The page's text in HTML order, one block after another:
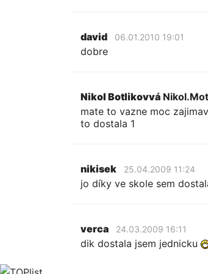
david 06.01.2010 19:01
dobre
Nikol Botlikovvá
mate to vazne moc
to dostala 1
nikisek 25.04.2009 11:24
jo díky ve skole sem
verca 24.03.2009 16:11
dik dostala jsem jednicku